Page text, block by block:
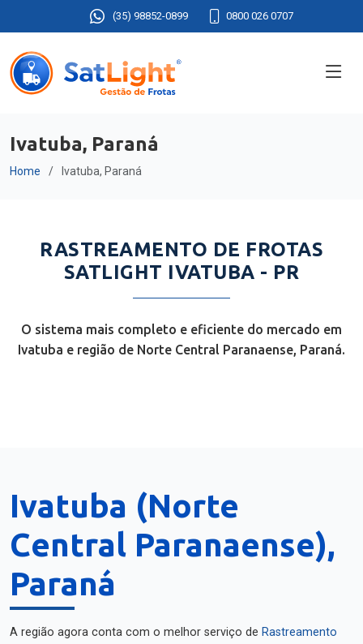
(35) 98852-0899 0800 026 0707
Ivatuba, Paraná
Home Ivatuba, Paraná
RASTREAMENTO DE FROTAS
SATLIGHT IVATUBA - PR
O sistema mais completo e eficiente do mercado em
Ivatuba e região de Norte Central Paranaense, Paraná.
Ivatuba (Norte
Central Paranaense),
Paraná
A região agora conta com o melhor serviço de Rastreamento